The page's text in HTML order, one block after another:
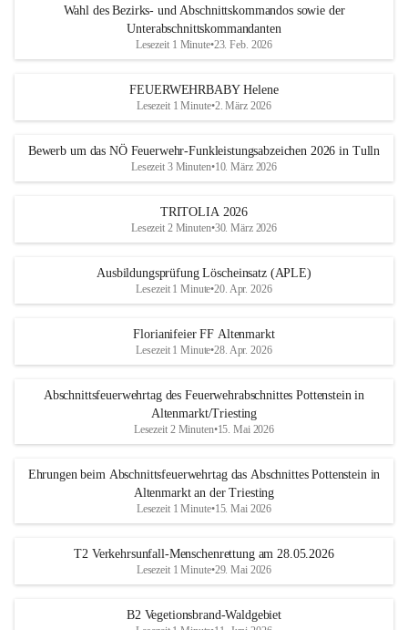
Wahl des Bezirks- und Abschnittskommandos sowie der
Unterabschnittskommandanten
Lesezeit 1 Minute•23. Feb. 2026
FEUERWEHRBABY Helene
Lesezeit 1 Minute•2. März 2026
Bewerb um das NÖ Feuerwehr-Funkleistungsabzeichen 2026 in Tulln
Lesezeit 3 Minuten•10. März 2026
TRITOLIA 2026
Lesezeit 2 Minuten•30. März 2026
Ausbildungsprüfung Löscheinsatz (APLE)
Lesezeit 1 Minute•20. Apr. 2026
Florianifeier FF Altenmarkt
Lesezeit 1 Minute•28. Apr. 2026
Abschnittsfeuerwehrtag des Feuerwehrabschnittes Pottenstein in
Altenmarkt/Triesting
Lesezeit 2 Minuten•15. Mai 2026
Ehrungen beim Abschnittsfeuerwehrtag das Abschnittes Pottenstein in
Altenmarkt an der Triesting
Lesezeit 1 Minute•15. Mai 2026
T2 Verkehrsunfall-Menschenrettung am 28.05.2026
Lesezeit 1 Minute•29. Mai 2026
B2 Vegetionsbrand-Waldgebiet